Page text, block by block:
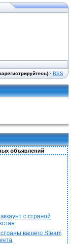
· RSS
объявлений
с страной
вашего Steam